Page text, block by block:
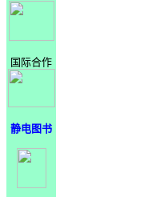
国际合作
静电图书